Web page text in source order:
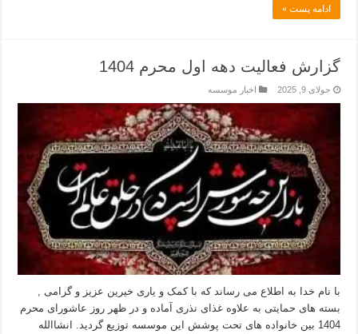
ادامه پست »
گزارش فعالیت دهه اول محرم 1404
جولای 9, 2025 اخبار موسسه
با نام خدا به اطلاع می رساند که با کمک و یاری خیرین عزیز و گرامی ,
بسته های حمایتی به علاوه غذای نذری آماده و در ظهر روز عاشورای محرم
1404 بین خانواده های تحت پوشش این موسسه توزیع گردید. انشاالله